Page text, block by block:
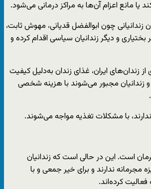
یا مانع اعزام آن‌ها به مراکز درمانی می‌شود.
زندانیانی چون ابوالفضل قدیانی، مهوش ثابت،
و دیگر زندانیان سیاسی اقدام کرده و
زندان‌های ایران، غذای زندان به‌دلیل کیفیت
زندانیان مجبور می‌شوند با هزینه شخصی
ندارند، با مشکلات تغذیه مواجه می‌شوند.
است. این در حالی است که زندانیان
مجرمانه ندارند و برای خیر جمعی و با
فعالیت کرده‌اند.